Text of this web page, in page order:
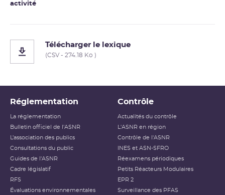
activité
Télécharger le lexique
(CSV - 274.18 Ko )
Réglementation
La réglementation
Bulletin officiel de l'ASNR
L’association des publics
Consultations du public
Guides de l'ASNR
Cadre législatif
RFS
Évaluations environnementales
Contrôle
Actualités du contrôle
L'ASNR en région
Contrôle de l'ASNR
INES et ASN-SFRO
Réexamens périodiques
Petits Réacteurs Modulaires
EPR 2
Surveillance des PFAS